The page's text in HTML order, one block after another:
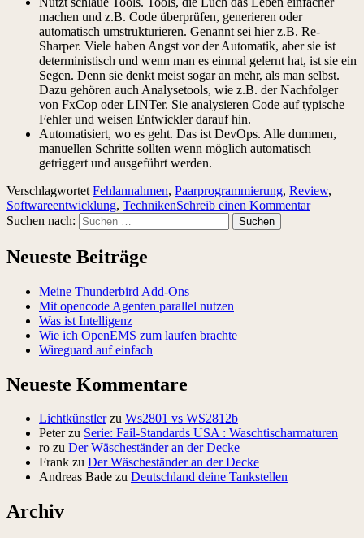
machen und z.B. Code überprüfen, generieren oder
automatisch umstrukturieren. Genannt sei hier z.B. Re-
Sharper. Viele haben Angst vor der Automatik, aber sie ist
deterministisch und wenn man es einmal gelernt hat, ist sie ein
Segen. Denn sie denkt meist sogar an mehr, als man selbst.
Dazu gehören auch Analysetools, wie z.B. der Nachfolger
von FxCop oder LINTer. Sie analysieren Code auf typische
Fehler und weisen Entwickler darauf hin.
Automatisiert, wo es geht. Das ist DevOps. Alle dummen,
manuellen Schritte sollten wenn möglich automatisch
getriggert und ausgeführt werden.
Verschlagwortet Fehlannahmen, Paarprogrammierung, Review,
Softwareentwicklung, TechnikenSchreib einen Kommentar
Suchen nach:
Neueste Beiträge
Meine Thunderbird Add-Ons
Mit opencode Agenten parallel nutzen
Was ist Intelligenz
Wie ich OpenEMS zum laufen brachte
Wireguard auf einfach
Neueste Kommentare
Lichtkünstlerzu Ws2801 vs WS2812b
Peterzu Serie: Fail-Standards USA : Waschtischarmaturen
ro zu Der Wäscheständer an der Decke
Frank zu Der Wäscheständer an der Decke
Andreas Bade zu Deutschland deine Tankstellen
Archiv